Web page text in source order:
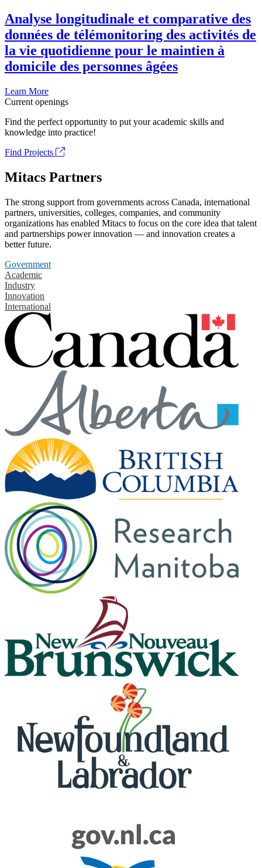
Analyse longitudinale et comparative des
données de télémonitoring des activités de
la vie quotidienne pour le maintien à
domicile des personnes âgées
Learn More
Current openings
Find the perfect opportunity to put your academic skills and
knowledge into practice!
Find Projects
Mitacs Partners
The strong support from governments across Canada, international
partners, universities, colleges, companies, and community
organizations has enabled Mitacs to focus on the core idea that talent
and partnerships power innovation — and innovation creates a
better future.
Government
Academic
Industry
Innovation
International